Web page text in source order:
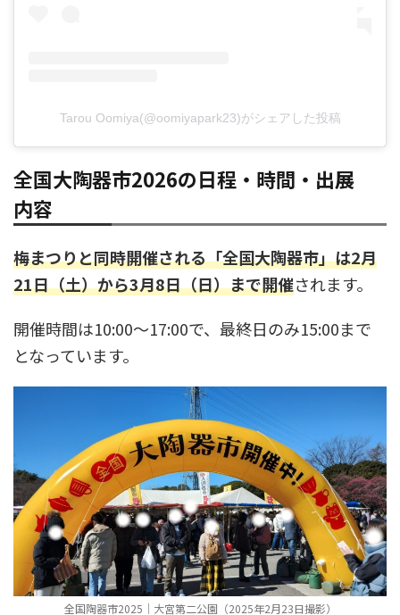
Tarou Oomiya(@oomiyapark23)がシェアした投稿
全国大陶器市2026の日程・時間・出展
内容
梅まつりと同時開催される「全国大陶器市」は2月
21日（土）から3月8日（日）まで開催されます。
開催時間は10:00〜17:00で、最終日のみ15:00まで
となっています。
全国陶器市2025｜大宮第二公園（2025年2月23日撮影）